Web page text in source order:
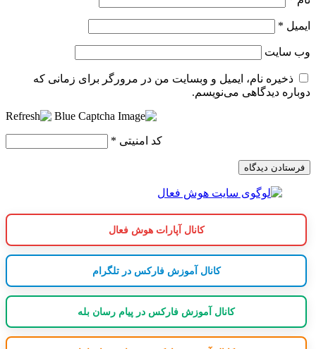
ایمیل *
وب‌ سایت
ذخیره نام، ایمیل و وبسایت من در مرورگر برای زمانی که
دوباره دیدگاهی می‌نویسم.
کد امنیتی *
کانال آپارات هوش فعال
کانال آموزش فارکس در تلگرام
کانال آموزش فارکس در پیام رسان بله